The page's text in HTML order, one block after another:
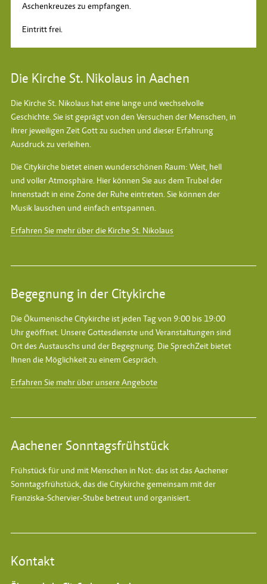
Aschenkreuzes zu empfangen.
Eintritt frei.
Die Kirche St. Nikolaus in Aachen
Die Kirche St. Nikolaus hat eine lange und wechselvolle
Geschichte. Sie ist geprägt von den Versuchen der Menschen, in
ihrer jeweiligen Zeit Gott zu suchen und dieser Erfahrung
Ausdruck zu verleihen.
Die Citykirche bietet einen wunderschönen Raum: Weit, hell
und voller Atmosphäre. Hier können Sie aus dem Trubel der
Innenstadt in eine Zone der Ruhe eintreten. Sie können der
Musik lauschen und einfach entspannen.
Erfahren Sie mehr über die Kirche St. Nikolaus
Begegnung in der Citykirche
Die Ökumenische Citykirche ist jeden Tag von 9:00 bis 19:00
Uhr geöffnet. Unsere Gottesdienste und Veranstaltungen sind
Ort des Austauschs und der Begegnung. Die SprechZeit bietet
Ihnen die Möglichkeit zu einem Gespräch.
Erfahren Sie mehr über unsere Angebote
Aachener Sonntagsfrühstück
Frühstück für und mit Menschen in Not: das ist das Aachener
Sonntagsfrühstück, das die Citykirche gemeinsam mit der
Franziska-Schervier-Stube betreut und organisiert.
Kontakt